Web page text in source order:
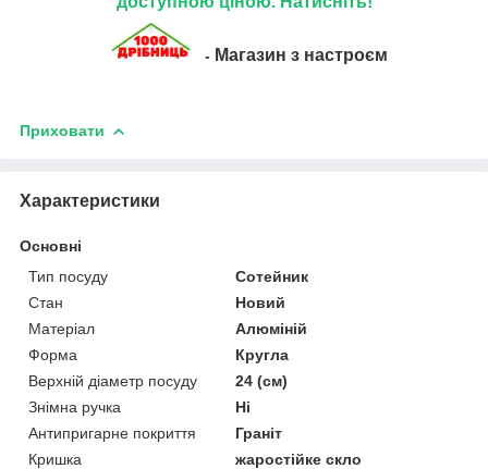
- Магазин з настроєм
Приховати
Характеристики
Основні
Тип посуду
Сотейник
Стан
Новий
Матеріал
Алюміній
Форма
Кругла
Верхній діаметр посуду
24 (см)
Знімна ручка
Ні
Антипригарне покриття
Граніт
Кришка
жаростійке скло